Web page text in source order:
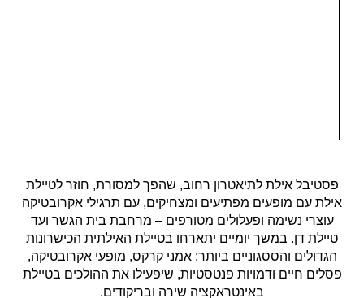
פסטיבל אילת לתיאטרון רחוב, שהפך למסורת, חוזר לטיילת
אילת עם מופעים מפתיעים ומצחיקים, עם תרגילי אקרובטיקה
עוצרי נשימה ופעלולים מטורפים – מרחבת בית הגשר ועד
טיילת דן. במשך יומיים יתארחו בטיילת האילתית הכישרונות
הגדולים והססגוניים ביותר: אמני קרקס, מופעי אקרובטיקה,
פסלים חיים ודמויות פנטסטיות, שיפעילו את ההולכים בטיילת
באינטראקציה שירה ובריקודים.